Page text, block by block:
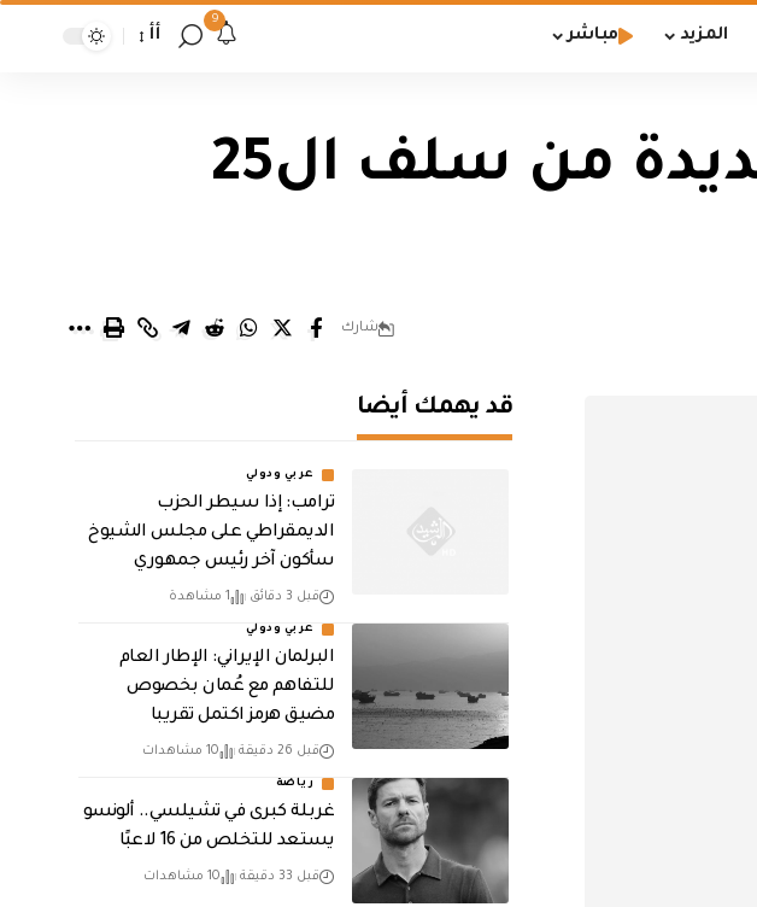
المزيد مباشر
9
أأ
الرافدين يعلن اطلاق دفعة جديدة من سلف ال25
شارك
قد يهمك أيضا
عربي ودولي
ترامب: إذا سيطر الحزب
الديمقراطي على مجلس الشيوخ
سأكون آخر رئيس جمهوري
قبل 3 دقائق 1 مشاهدة
عربي ودولي
البرلمان الإيراني: الإطار العام
للتفاهم مع عُمان بخصوص
مضيق هرمز اكتمل تقريبا
قبل 26 دقيقة 10 مشاهدات
رياضة
غربلة كبرى في تشيلسي.. ألونسو
يستعد للتخلص من 16 لاعبًا
قبل 33 دقيقة 10 مشاهدات